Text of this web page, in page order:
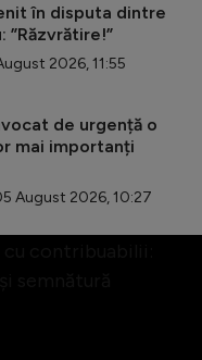
în disputa dintre
”Răzvrătire!”
2026, 11:55
de urgență o
mai importanți
August 2026, 10:27